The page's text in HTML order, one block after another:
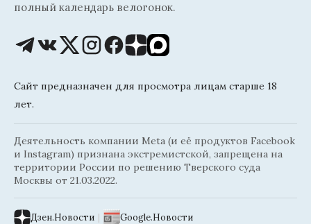
полный календарь велогонок.
Сайт предназначен для просмотра лицам старше 18
лет.
Деятельность компании Meta (и её продуктов Facebook
и Instagram) признана экстремистской, запрещена на
территории России по решению Тверского суда
Москвы от 21.03.2022.
Дзен.Новости | Google.Новости